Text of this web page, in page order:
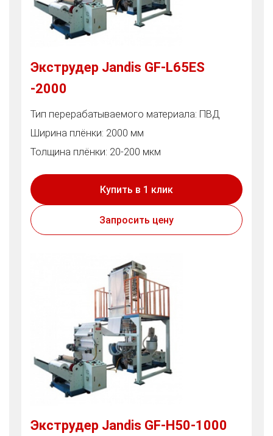
Экструдер Jandis GF-L65ES
-2000
Тип перерабатываемого материала: ПВД
Ширина плёнки: 2000 мм
Толщина плёнки: 20-200 мкм
Купить в 1 клик
Запросить цену
Экструдер Jandis GF-H50-1000